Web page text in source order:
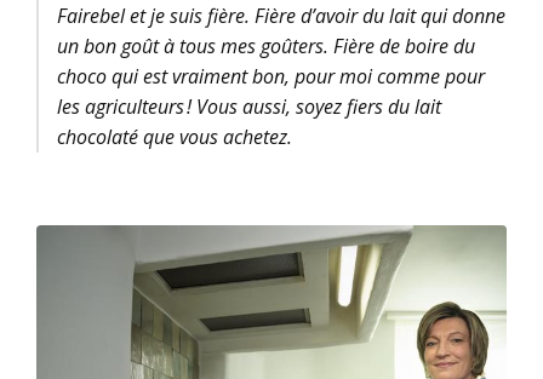
Fairebel et je suis fière. Fière d’avoir du lait qui donne
un bon goût à tous mes goûters. Fière de boire du
choco qui est vraiment bon, pour moi comme pour
les agriculteurs ! Vous aussi, soyez fiers du lait
chocolaté que vous achetez.